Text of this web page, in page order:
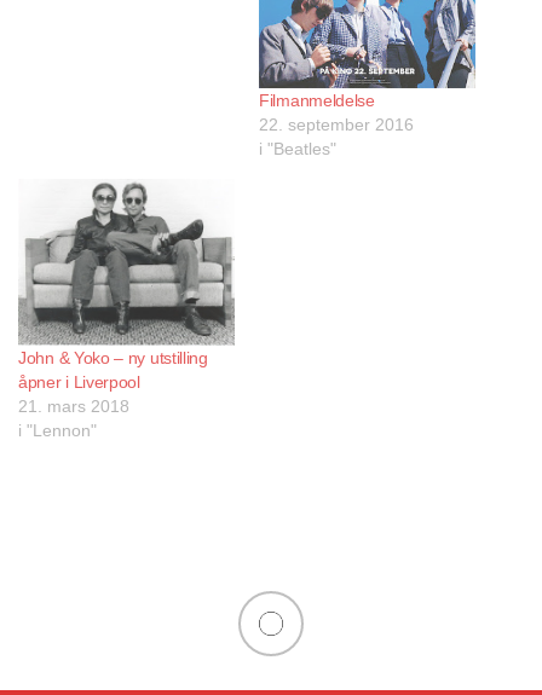
Filmanmeldelse
22. september 2016
i "Beatles"
John & Yoko – ny utstilling
åpner i Liverpool
21. mars 2018
i "Lennon"